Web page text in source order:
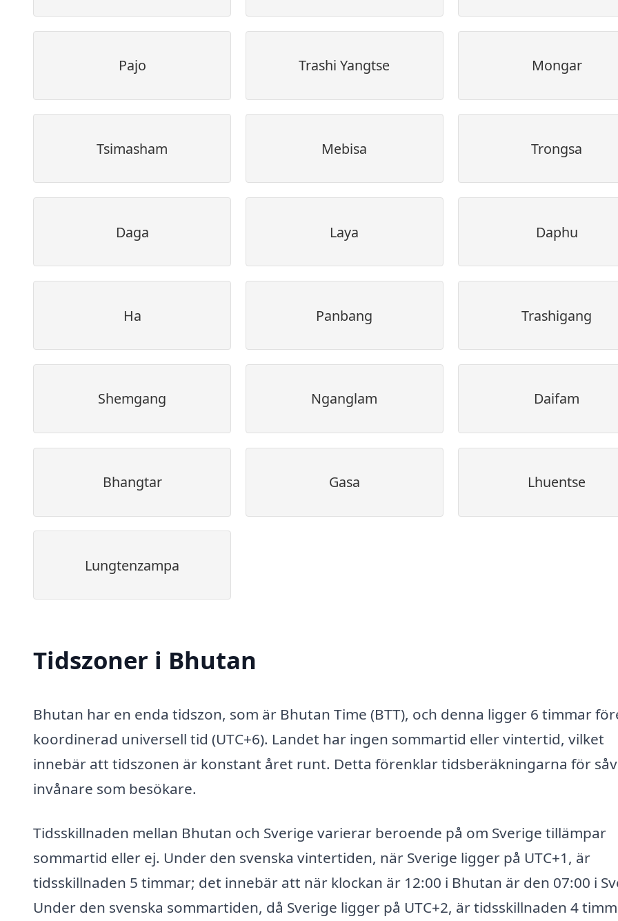
Pajo Trashi Yangtse Mongar
Tsimasham Mebisa Trongsa
Daga Laya Daphu
Ha Panbang Trashigang
Shemgang Nganglam Daifam
Bhangtar Gasa Lhuentse
Lungtenzampa
Tidszoner i Bhutan
Bhutan har en enda tidszon, som är Bhutan Time (BTT), och denna ligger 6 timmar
koordinerad universell tid (UTC+6). Landet har ingen sommartid eller vintertid, vilket
innebär att tidszonen är konstant året runt. Detta förenklar tidsberäkningarna för
invånare som besökare.
Tidsskillnaden mellan Bhutan och Sverige varierar beroende på om Sverige tillämpar
sommartid eller ej. Under den svenska vintertiden, när Sverige ligger på UTC+1, är
tidsskillnaden 5 timmar; det innebär att när klockan är 12:00 i Bhutan är den 07:00 i
Under den svenska sommartiden, då Sverige ligger på UTC+2, är tidsskillnaden 4